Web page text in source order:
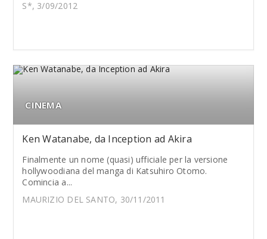
S*, 3/09/2012
CINEMA
Ken Watanabe, da Inception ad Akira
Finalmente un nome (quasi) ufficiale per la versione
hollywoodiana del manga di Katsuhiro Otomo.
Comincia a...
MAURIZIO DEL SANTO, 30/11/2011